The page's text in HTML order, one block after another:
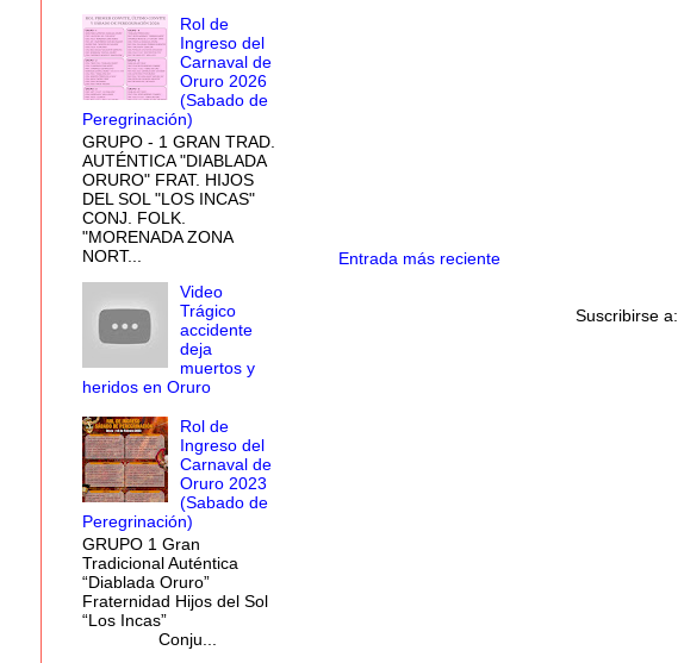
Entrada más reciente
Suscribirse a:
Rol de
Ingreso del
Carnaval de
Oruro 2026
(Sabado de
Peregrinación)
GRUPO - 1 GRAN TRAD.
AUTÉNTICA "DIABLADA
ORURO" FRAT. HIJOS
DEL SOL "LOS INCAS"
CONJ. FOLK.
"MORENADA ZONA
NORT...
Video
Trágico
accidente
deja
muertos y
heridos en Oruro
Rol de
Ingreso del
Carnaval de
Oruro 2023
(Sabado de
Peregrinación)
GRUPO 1 Gran
Tradicional Auténtica
“Diablada Oruro”
Fraternidad Hijos del Sol
“Los Incas”
Conju...